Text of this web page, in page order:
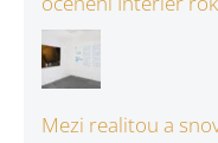
Mezi realitou a